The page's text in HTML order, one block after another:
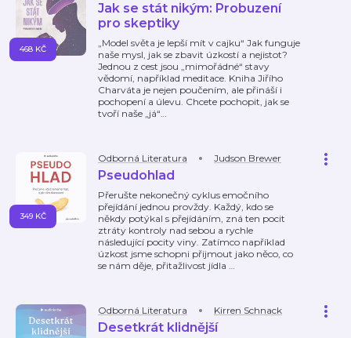
Jak se stát nikým: Probuzení
pro skeptiky
„Model světa je lepší mít v cajku“ Jak funguje
naše mysl, jak se zbavit úzkostí a nejistot?
Jednou z cest jsou „mimořádné“ stavy
vědomí, například meditace. Kniha Jiřího
Charváta je nejen poučením, ale přináší i
pochopení a úlevu. Chcete pochopit, jak se
tvoří naše „já“…
468 KČ
Odborná Literatura Judson Brewer
Pseudohlad
Přerušte nekonečný cyklus emočního
přejídání jednou provždy. Každý, kdo se
někdy potýkal s přejídáním, zná ten pocit
ztráty kontroly nad sebou a rychle
následující pocity viny. Zatímco například
úzkost jsme schopni přijmout jako něco, co
se nám děje, přitažlivost jídla …
349 KČ
Odborná Literatura Kirren Schnack
Desetkrát klidnější